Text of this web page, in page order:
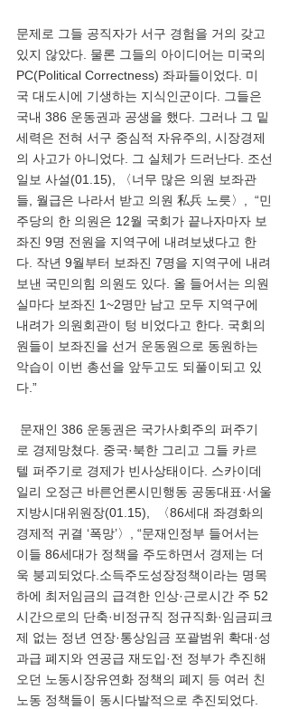
문제로 그들 공직자가 서구 경험을 거의 갖고
있지 않았다. 물론 그들의 아이디어는 미국의
PC(Political Correctness) 좌파들이었다. 미
국 대도시에 기생하는 지식인군이다. 그들은
국내 386 운동권과 공생을 했다. 그러나 그 밑
세력은 전혀 서구 중심적 자유주의, 시장경제
의 사고가 아니었다. 그 실체가 드러난다. 조선
일보 사설(01.15), 〈너무 많은 의원 보좌관
들, 월급은 나라서 받고 의원 私兵 노릇〉,  “민
주당의 한 의원은 12월 국회가 끝나자마자 보
좌진 9명 전원을 지역구에 내려보냈다고 한
다. 작년 9월부터 보좌진 7명을 지역구에 내려
보낸 국민의힘 의원도 있다. 올 들어서는 의원
실마다 보좌진 1~2명만 남고 모두 지역구에
내려가 의원회관이 텅 비었다고 한다. 국회의
원들이 보좌진을 선거 운동원으로 동원하는
악습이 이번 총선을 앞두고도 되풀이되고 있
다.”
로 경제망쳤다. 중국·북한 그리고 그들 카르
텔 퍼주기로 경제가 빈사상태이다. 스카이데
일리 오정근 바른언론시민행동 공동대표·서울
지방시대위원장(01.15),  〈86세대 좌경화의
경제적 귀결 ‘폭망’〉, “문재인정부 들어서는
이들 86세대가 정책을 주도하면서 경제는 더
욱 붕괴되었다.소득주도성장정책이라는 명목
하에 최저임금의 급격한 인상·근로시간 주 52
시간으로의 단축·비정규직 정규직화·임금피크
제 없는 정년 연장·통상임금 포괄범위 확대·성
과급 폐지와 연공급 재도입·전 정부가 추진해
오던 노동시장유연화 정책의 폐지 등 여러 친
노동 정책들이 동시다발적으로 추진되었다.